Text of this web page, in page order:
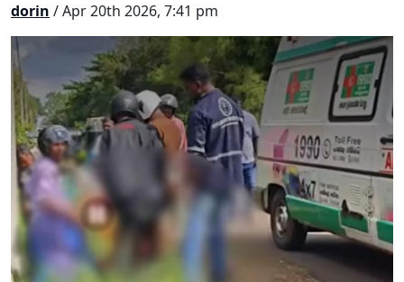
dorin / Apr 20th 2026, 7:41 pm